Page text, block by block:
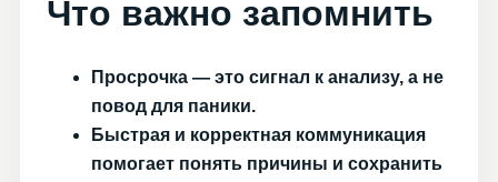
Что важно запомнить
Просрочка — это сигнал к анализу, а не
повод для паники.
Быстрая и корректная коммуникация
помогает понять причины и сохранить